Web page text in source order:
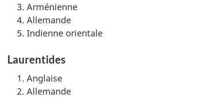
Arménienne
Allemande
Indienne orientale
Laurentides
Anglaise
Allemande